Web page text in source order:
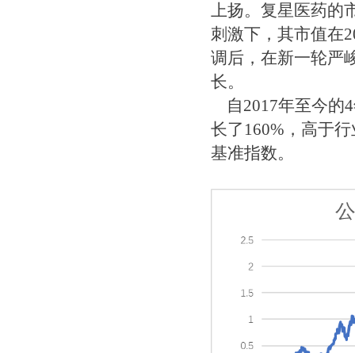
上扬。复星医药的
刺激下，其市值在
调后，在新一轮严
长。
自2017年至今的
长了160%，高于
基准指数。